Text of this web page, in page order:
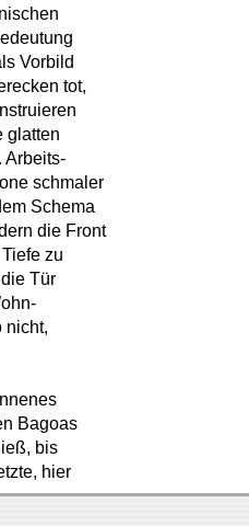
Vorbild
tot,
glatten
Arbeits-
schmaler
Schema
die Front
zu
Tür
nicht,
Bagoas
bis
hier